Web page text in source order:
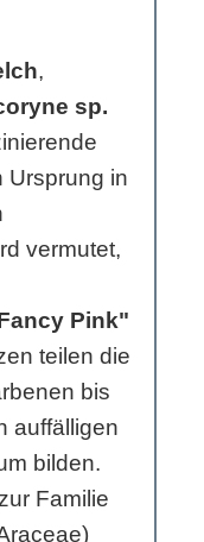
,
sp.
Ursprung in
vermutet,
Pink"
teilen die
bis
auffälligen
bilden.
Familie